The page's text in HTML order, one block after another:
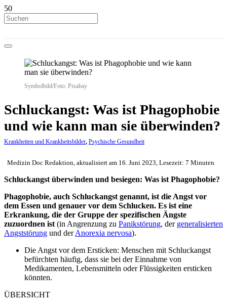
Symbolbild/Foto: Pixabay
Schluckangst: Was ist Phagophobie
und wie kann man sie überwinden?
Krankheiten und Krankheitsbilder, Psychische Gesundheit
Medizin Doc Redaktion, aktualisiert am 16. Juni 2023, Lesezeit: 7 Minuten
Schluckangst überwinden und besiegen: Was ist Phagophobie?
Phagophobie, auch Schluckangst genannt, ist die Angst vor
dem Essen und genauer vor dem Schlucken. Es ist eine
Erkrankung, die der Gruppe der spezifischen Ängste
zuzuordnen ist (in Angrenzung zu Panikstörung, der generalisierten
Angststörung und derAnorexia nervosa).
Die Angst vor dem Ersticken: Menschen mit Schluckangst
befürchten häufig, dass sie bei der Einnahme von
Medikamenten, Lebensmitteln oder Flüssigkeiten ersticken
könnten.
ÜBERSICHT